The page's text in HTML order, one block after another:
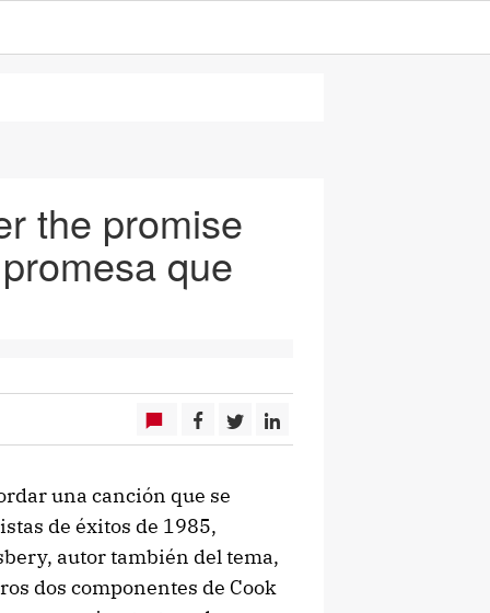
the promise
que
una canción que se
de éxitos de 1985,
autor también del tema,
dos componentes de Cook